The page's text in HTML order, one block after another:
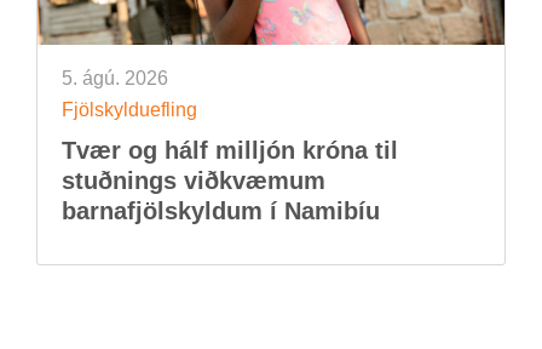
5. ágú. 2026
Fjöl­skyldu­efl­ing
Tvær og hálf millj­ón króna til
stuðn­ings við­kvæm­um
barna­fjöl­skyld­um í Namib­íu